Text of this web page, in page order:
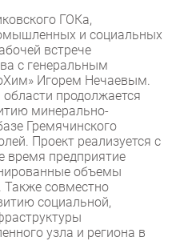
ГОКа,
и социальных
встрече
с генеральным
Игорем Нечаевым.
продолжается
минерально-
Гремячинского
Проект реализуется с
время предприятие
объемы
Также совместно
социальной,
узла и региона в